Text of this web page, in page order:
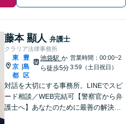
藤本 顯人 弁護士
クラリア法律事務所
東
京
都
|
豊
島
区
池袋駅か
ら徒歩5分
営業時間：00:00~2
3:59（土日祝日）
対話を大切にする事務所。LINEでスピ
ード相談／WEB完結可【警察官から弁
護士へ】あなたのために最善の解決を